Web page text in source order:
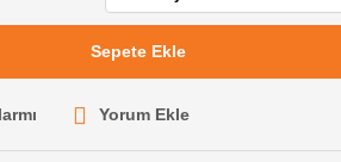
Sepete Ekle
Yorum Ekle